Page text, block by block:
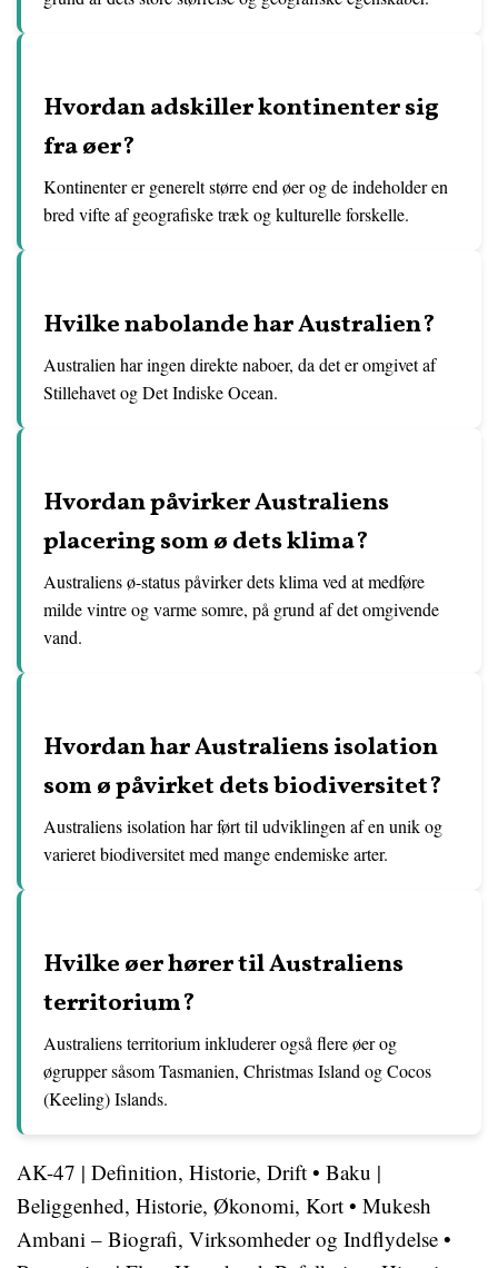
Hvordan adskiller kontinenter sig
fra øer?
Kontinenter er generelt større end øer og de indeholder en
bred vifte af geografiske træk og kulturelle forskelle.
Hvilke nabolande har Australien?
Australien har ingen direkte naboer, da det er omgivet af
Stillehavet og Det Indiske Ocean.
Hvordan påvirker Australiens
placering som ø dets klima?
Australiens ø-status påvirker dets klima ved at medføre
milde vintre og varme somre, på grund af det omgivende
vand.
Hvordan har Australiens isolation
som ø påvirket dets biodiversitet?
Australiens isolation har ført til udviklingen af en unik og
varieret biodiversitet med mange endemiske arter.
Hvilke øer hører til Australiens
territorium?
Australiens territorium inkluderer også flere øer og
øgrupper såsom Tasmanien, Christmas Island og Cocos
(Keeling) Islands.
AK-47 | Definition, Historie, Drift • Baku |
Beliggenhed, Historie, Økonomi, Kort • Mukesh
Ambani – Biografi, Virksomheder og Indflydelse •